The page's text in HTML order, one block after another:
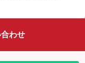
わせ